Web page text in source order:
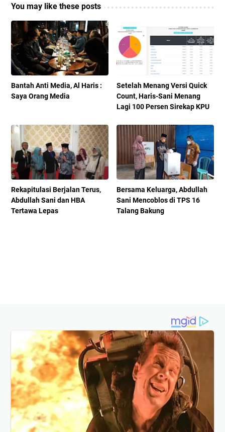
You may like these posts
Bantah Anti Media, Al Haris :
Saya Orang Media
Setelah Menang Versi Quick
Count, Haris-Sani Menang
Lagi 100 Persen Sirekap KPU
Rekapitulasi Berjalan Terus,
Abdullah Sani dan HBA
Tertawa Lepas
Bersama Keluarga, Abdullah
Sani Mencoblos di TPS 16
Talang Bakung